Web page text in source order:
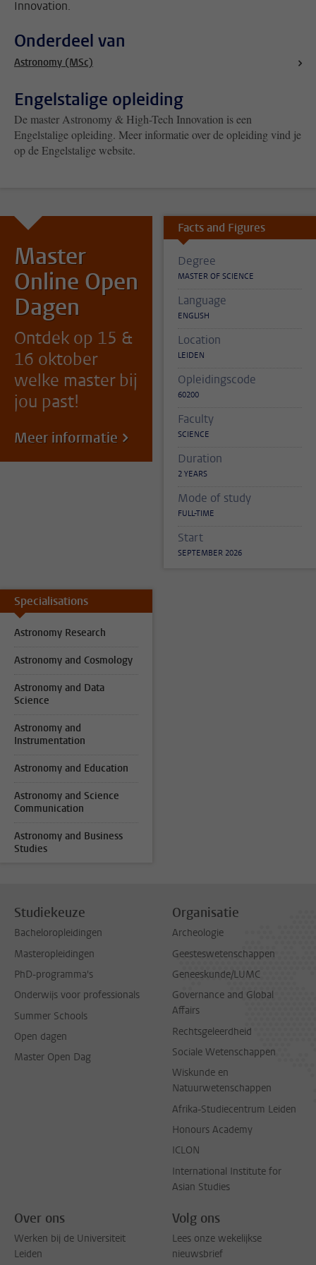
Innovation.
Onderdeel van
Astronomy (MSc)
Engelstalige opleiding
De master Astronomy & High-Tech Innovation is een
Engelstalige opleiding. Meer informatie over de opleiding vind je
op de Engelstalige website.
Master
Online Open
Dagen
Ontdek op 15 &
16 oktober
welke master bij
jou past!
Meer informatie
Facts and Figures
Degree
MASTER OF SCIENCE
Language
ENGLISH
Location
LEIDEN
Opleidingscode
60200
Faculty
SCIENCE
Duration
2 YEARS
Mode of study
FULL-TIME
Start
SEPTEMBER 2026
Specialisations
Astronomy Research
Astronomy and Cosmology
Astronomy and Data
Science
Astronomy and
Instrumentation
Astronomy and Education
Astronomy and Science
Communication
Astronomy and Business
Studies
Studiekeuze
Bacheloropleidingen
Masteropleidingen
PhD-programma's
Onderwijs voor professionals
Summer Schools
Open dagen
Master Open Dag
Organisatie
Archeologie
Geesteswetenschappen
Geneeskunde/LUMC
Governance and Global
Affairs
Rechtsgeleerdheid
Sociale Wetenschappen
Wiskunde en
Natuurwetenschappen
Afrika-Studiecentrum Leiden
Honours Academy
ICLON
International Institute for
Asian Studies
Over ons
Werken bij de Universiteit
Leiden
Volg ons
Lees onze wekelijkse
nieuwsbrief